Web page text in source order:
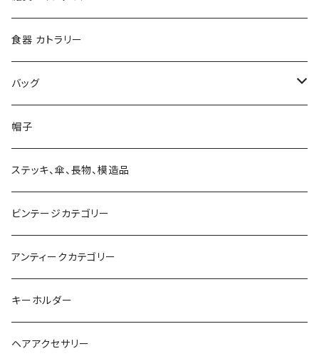
ジャケット、コート
ボトム、スカート
ソックス、レギンス
マフラー、ストール、スカーフ
ベスト
グローブ
メガネ、ゴーグル
マスク
望遠鏡、単眼鏡、双眼鏡、ルーペ
付けエリ
手首、足首
本
ステーショナリー
造形
キャンドルスタンド
食器 カトラリー
バッグ
財布
バッグ
帽子
ステッキ、傘、長物、模造品
ビンテージカテゴリー
アンティークカテゴリー
キーホルダー
ヘアアクセサリー